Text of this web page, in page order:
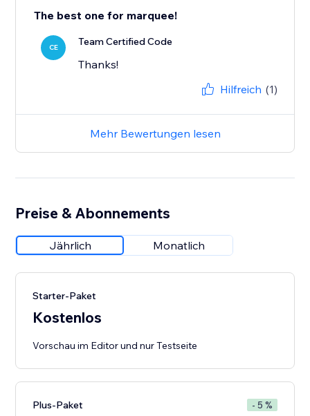
The best one for marquee!
CE Team Certified Code
Thanks!
Hilfreich (1)
Mehr Bewertungen lesen
Preise & Abonnements
Jährlich Monatlich
Starter-Paket
Kostenlos
Vorschau im Editor und nur Testseite
Plus-Paket - 5 %